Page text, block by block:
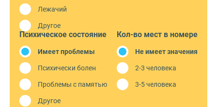
Лежачий
Другое
Психическое состояние
Имеет проблемы
Психически болен
Проблемы с памятью
Другое
Кол-во мест в номере
Не имеет значения
2-3 человека
3-5 человека